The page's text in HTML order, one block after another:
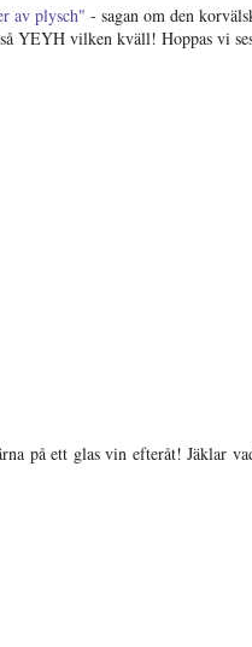
av plysch" - sagan om den
YEYH vilken kväll! Hoppas vi
på ett glas vin efteråt! Jäklar